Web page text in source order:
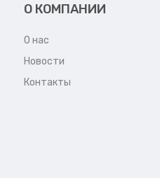
О КОМПАНИИ
О нас
Новости
Контакты